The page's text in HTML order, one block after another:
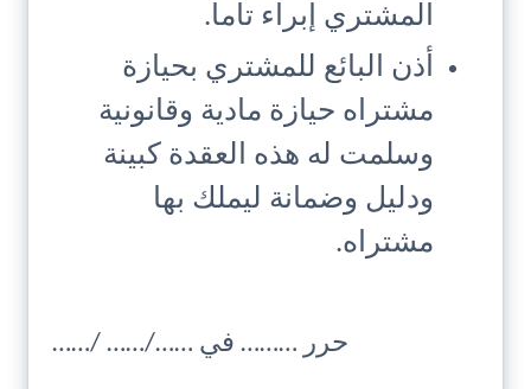
المشتري إبراء تاما.
أذن البائع للمشتري بحيازة
مشتراه حيازة مادية وقانونية
وسلمت له هذه العقدة كبينة
ودليل وضمانة ليملك بها
مشتراه.
حرر ……… في ……/…… /……